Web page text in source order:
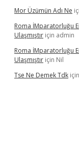
Mor Üzümün Adı Ne
Roma İMparatorluğu
Ulaşmıştır için admin
Roma İMparatorluğu
Ulaşmıştır için Nil
Tse Ne Demek Tdk için